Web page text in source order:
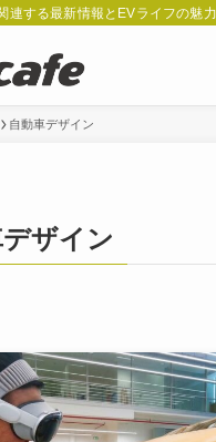
連する最新情報とEVライフの魅
自動車デザイン
ザイン